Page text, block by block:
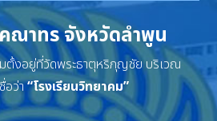
ณาทร จังหวัดลำพูน
ตั้งอยู่ที่วัดพระธาตุหริภุญชัย บริเวณ
อว่า“โรงเรียนวิทยาคม”